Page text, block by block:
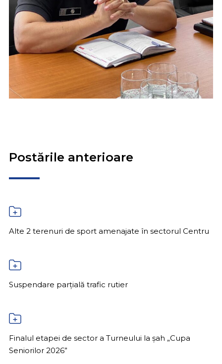
Postările anterioare
Alte 2 terenuri de sport amenajate în sectorul Centru
Suspendare parțială trafic rutier
Finalul etapei de sector a Turneului la șah „Cupa
Seniorilor 2026”